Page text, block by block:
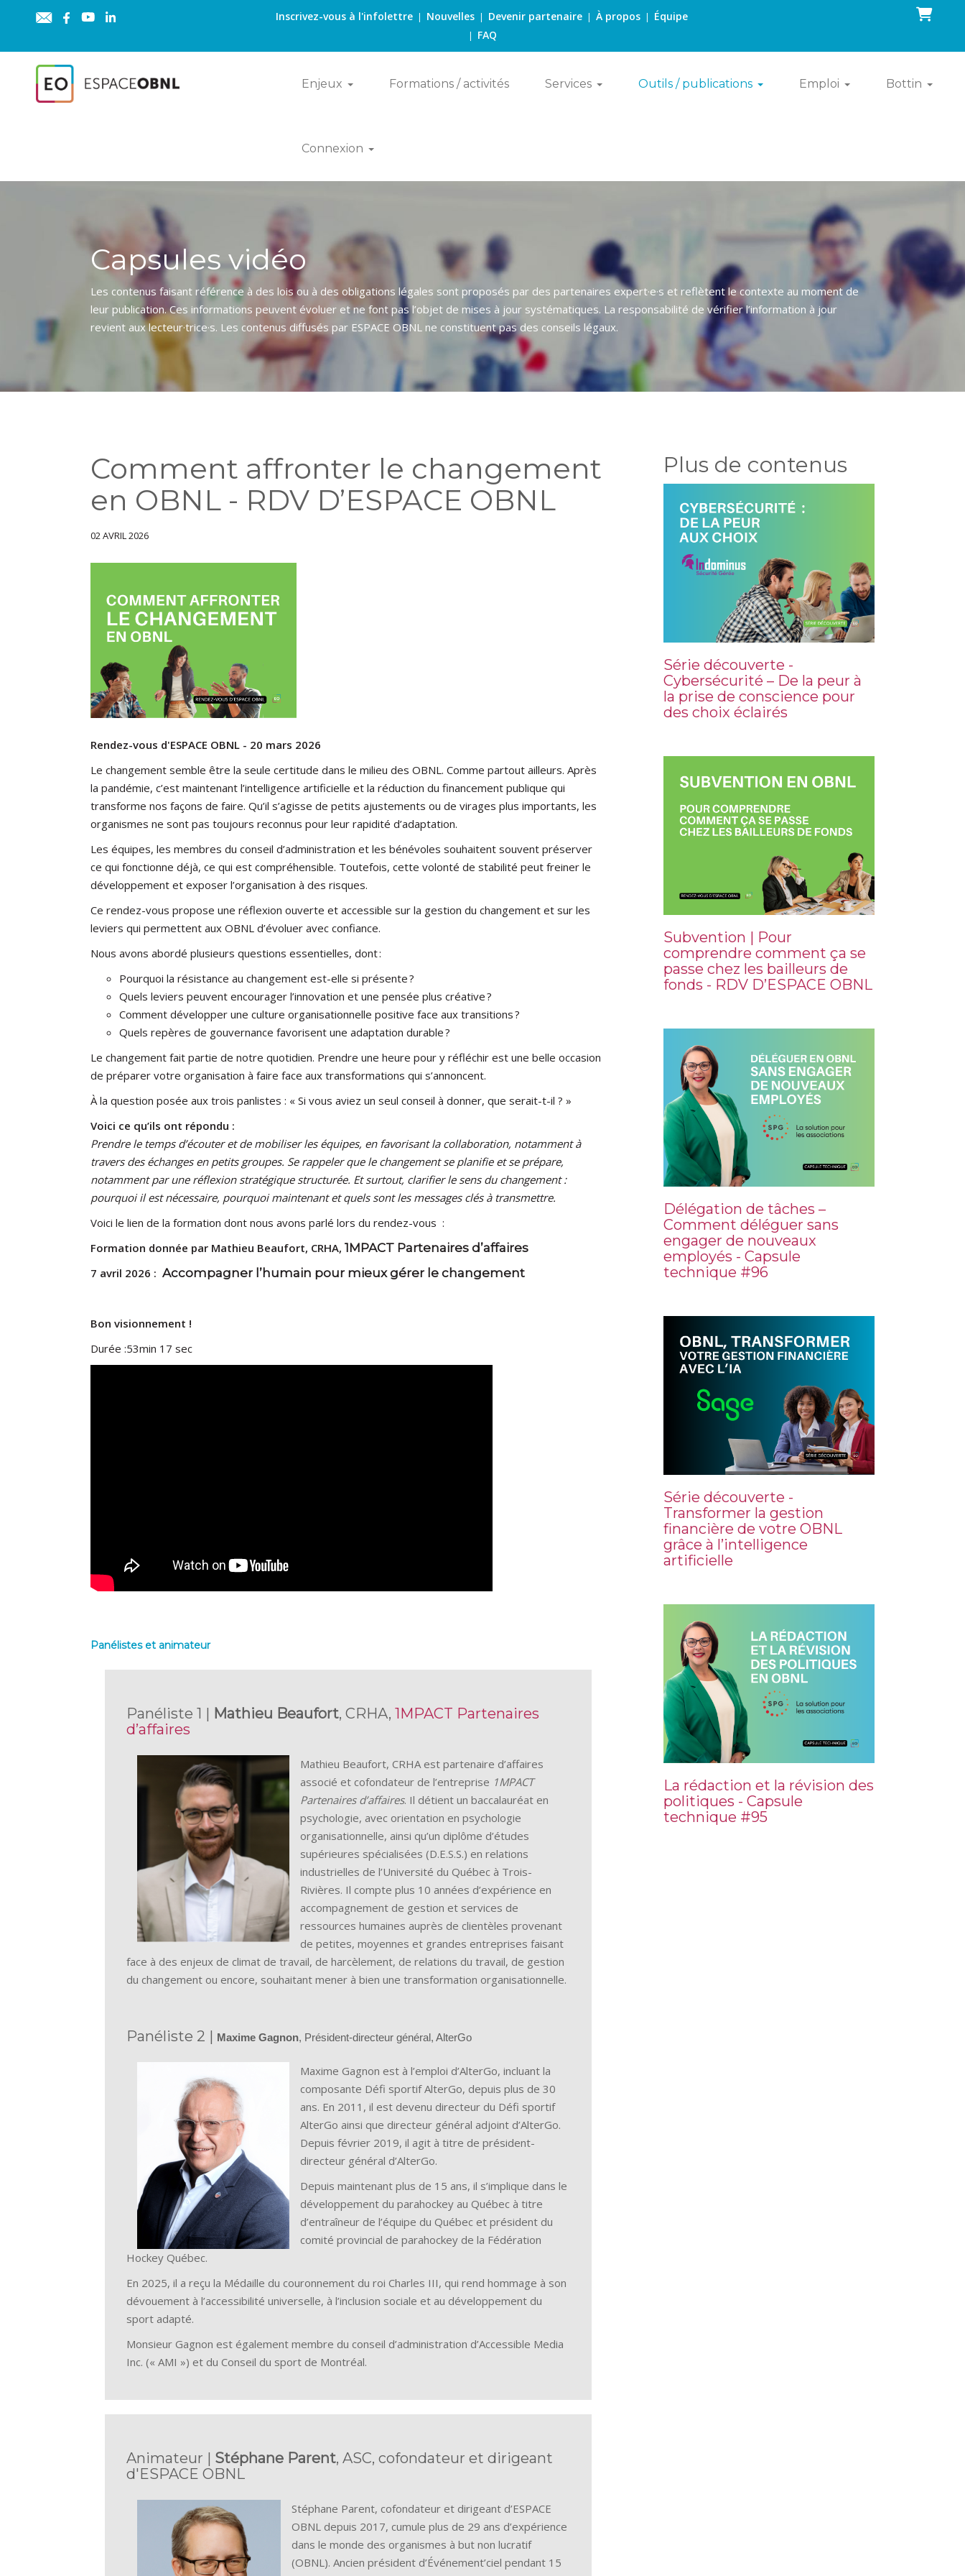
Inscrivez-vous à l'infolettre| Nouvelles| Devenir partenaire| À propos| Équipe
| FAQ
Panier
Enjeux Formations / activités Services Outils / publications Emploi Bottin
Connexion
Capsules vidéo
Les contenus faisant référence à des lois ou à des obligations légales sont proposés par des partenaires expert·e·s et reflètent le contexte au moment de
leur publication. Ces informations peuvent évoluer et ne font pas l’objet de mises à jour systématiques. La responsabilité de vérifier l’information à jour
revient aux lecteur·trice·s. Les contenus diffusés par ESPACE OBNL ne constituent pas des conseils légaux.
Comment affronter le changement
en OBNL - RDV D’ESPACE OBNL
02 AVRIL 2026
Rendez-vous d'ESPACE OBNL - 20 mars 2026
Le changement semble être la seule certitude dans le milieu des OBNL. Comme partout ailleurs. Après
la pandémie, c’est maintenant l’intelligence artificielle et la réduction du financement publique qui
transforme nos façons de faire. Qu’il s’agisse de petits ajustements ou de virages plus importants, les
organismes ne sont pas toujours reconnus pour leur rapidité d’adaptation.
Les équipes, les membres du conseil d’administration et les bénévoles souhaitent souvent préserver
ce qui fonctionne déjà, ce qui est compréhensible. Toutefois, cette volonté de stabilité peut freiner le
développement et exposer l’organisation à des risques.
Ce rendez-vous propose une réflexion ouverte et accessible sur la gestion du changement et sur les
leviers qui permettent aux OBNL d’évoluer avec confiance.
Nous avons abordé plusieurs questions essentielles, dont :
Pourquoi la résistance au changement est-elle si présente ?
Quels leviers peuvent encourager l’innovation et une pensée plus créative ?
Comment développer une culture organisationnelle positive face aux transitions ?
Quels repères de gouvernance favorisent une adaptation durable ?
Le changement fait partie de notre quotidien. Prendre une heure pour y réfléchir est une belle occasion
de préparer votre organisation à faire face aux transformations qui s’annoncent.
À la question posée aux trois panlistes : « Si vous aviez un seul conseil à donner, que serait-t-il ? »
Voici ce qu’ils ont répondu :
Prendre le temps d’écouter et de mobiliser les équipes, en favorisant la collaboration, notamment à
travers des échanges en petits groupes. Se rappeler que le changement se planifie et se prépare,
notamment par une réflexion stratégique structurée. Et surtout, clarifier le sens du changement :
pourquoi il est nécessaire, pourquoi maintenant et quels sont les messages clés à transmettre.
Voici le lien de la formation dont nous avons parlé lors du rendez-vous :
Formation donnée par Mathieu Beaufort, CRHA, 1MPACT Partenaires d’affaires
7 avril 2026 : Accompagner l’humain pour mieux gérer le changement
Bon visionnement !
Durée :53min 17 sec
Panélistes et animateur
Panéliste 1 | Mathieu Beaufort, CRHA, 1MPACT Partenaires
d’affaires
Mathieu Beaufort, CRHA est partenaire d’affaires
associé et cofondateur de l’entreprise 1MPACT
Partenaires d’affaires. Il détient un baccalauréat en
psychologie, avec orientation en psychologie
organisationnelle, ainsi qu’un diplôme d’études
supérieures spécialisées (D.E.S.S.) en relations
industrielles de l’Université du Québec à Trois-
Rivières. Il compte plus 10 années d’expérience en
accompagnement de gestion et services de
ressources humaines auprès de clientèles provenant
de petites, moyennes et grandes entreprises faisant
face à des enjeux de climat de travail, de harcèlement, de relations du travail, de gestion
du changement ou encore, souhaitant mener à bien une transformation organisationnelle.
Panéliste 2 | Maxime Gagnon, Président-directeur général, AlterGo
Maxime Gagnon est à l’emploi d’AlterGo, incluant la
composante Défi sportif AlterGo, depuis plus de 30
ans. En 2011, il est devenu directeur du Défi sportif
AlterGo ainsi que directeur général adjoint d’AlterGo.
Depuis février 2019, il agit à titre de président-
directeur général d’AlterGo.
Depuis maintenant plus de 15 ans, il s’implique dans le
développement du parahockey au Québec à titre
d’entraîneur de l’équipe du Québec et président du
comité provincial de parahockey de la Fédération
Hockey Québec.
En 2025, il a reçu la Médaille du couronnement du roi Charles III, qui rend hommage à son
dévouement à l’accessibilité universelle, à l’inclusion sociale et au développement du
sport adapté.
Monsieur Gagnon est également membre du conseil d’administration d’Accessible Media
Inc. (« AMI ») et du Conseil du sport de Montréal.
Animateur | Stéphane Parent, ASC, cofondateur et dirigeant
d'ESPACE OBNL
Stéphane Parent, cofondateur et dirigeant d’ESPACE
OBNL depuis 2017, cumule plus de 29 ans d’expérience
dans le monde des organismes à but non lucratif
(OBNL). Ancien président d’Événement’ciel pendant 15
Plus de contenus
Série découverte -
Cybersécurité – De la peur à
la prise de conscience pour
des choix éclairés
Subvention | Pour
comprendre comment ça se
passe chez les bailleurs de
fonds - RDV D’ESPACE OBNL
Délégation de tâches –
Comment déléguer sans
engager de nouveaux
employés - Capsule
technique #96
Série découverte -
Transformer la gestion
financière de votre OBNL
grâce à l’intelligence
artificielle
La rédaction et la révision des
politiques - Capsule
technique #95